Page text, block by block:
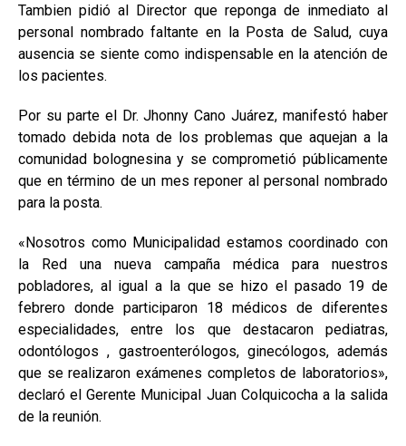
Tambien pidió al Director que reponga de inmediato al
personal nombrado faltante en la Posta de Salud, cuya
ausencia se siente como indispensable en la atención de
los pacientes.
Por su parte el Dr. Jhonny Cano Juárez, manifestó haber
tomado debida nota de los problemas que aquejan a la
comunidad bolognesina y se comprometió públicamente
que en término de un mes reponer al personal nombrado
para la posta.
«Nosotros como Municipalidad estamos coordinado con
la Red una nueva campaña médica para nuestros
pobladores, al igual a la que se hizo el pasado 19 de
febrero donde participaron 18 médicos de diferentes
especialidades, entre los que destacaron pediatras,
odontólogos , gastroenterólogos, ginecólogos, además
que se realizaron exámenes completos de laboratorios»,
declaró el Gerente Municipal Juan Colquicocha a la salida
de la reunión.